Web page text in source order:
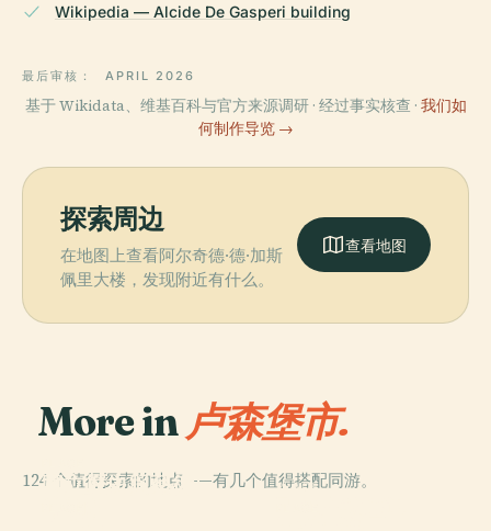
Wikipedia — Alcide De Gasperi building
最后审核： APRIL 2026
基于 Wikidata、维基百科与官方来源调研 · 经过事实核查 · 我们如
何制作导览 →
探索周边
在地图上查看阿尔奇德·德·加斯
佩里大楼，发现附近有什么。
查看地图
More in 卢森堡市.
124 个值得探索的地点——有几个值得搭配同游。
國立歷史與藝術
PLACE